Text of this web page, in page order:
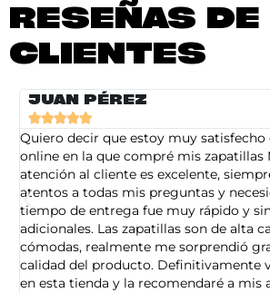
RESEÑAS DE
CLIENTES
JUAN PÉREZ

Quiero decir que estoy muy satisfecho
online en la que compré mis zapatillas
atención al cliente es excelente,
atentos a todas mis preguntas y
tiempo de entrega fue muy rápido y
adicionales. Las zapatillas son de alta
cómodas, realmente me sorprendió
calidad del producto. Definitivamente
en esta tienda y la recomendaré a mis